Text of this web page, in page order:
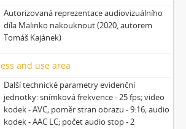
Kapusta
Turista
Bosákové hody
Wilsonova svatba
Džbány Franze Maxery v hospodě U Lojzy
Zkušebna v Argentinské
Autorizovaná reprezentace audiovizuálního
díla Malinko nakouknout (2020, autorem
Tomáš Kajánek)
and use area
Další technické parametry evidenční
jednotky: snímková frekvence - 25 fps; video
kodek - AVC; poměr stran obrazu - 9:16; audio
kodek - AAC LC; počet audio stop - 2